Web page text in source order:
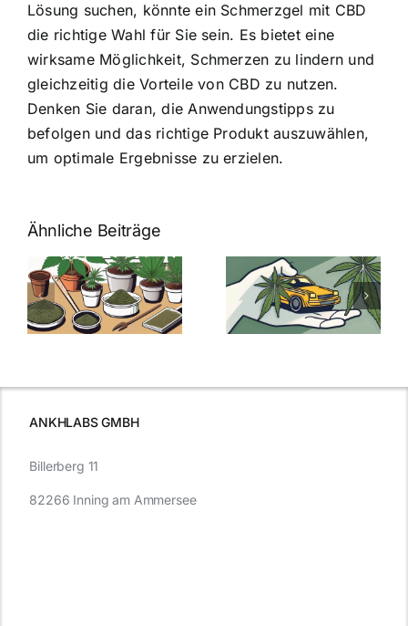
Lösung suchen, könnte ein Schmerzgel mit CBD
die richtige Wahl für Sie sein. Es bietet eine
wirksame Möglichkeit, Schmerzen zu lindern und
gleichzeitig die Vorteile von CBD zu nutzen.
Denken Sie daran, die Anwendungstipps zu
befolgen und das richtige Produkt auszuwählen,
um optimale Ergebnisse zu erzielen.
Ähnliche Beiträge
Neue THC-
Grenzwert-
Regelung:
Was Sie über
Cannabis und
müssen
Cannabis
Samen
kaufen: Alles
was Sie
ANKHLABS GMBH
Billerberg 11
82266 Inning am Ammersee